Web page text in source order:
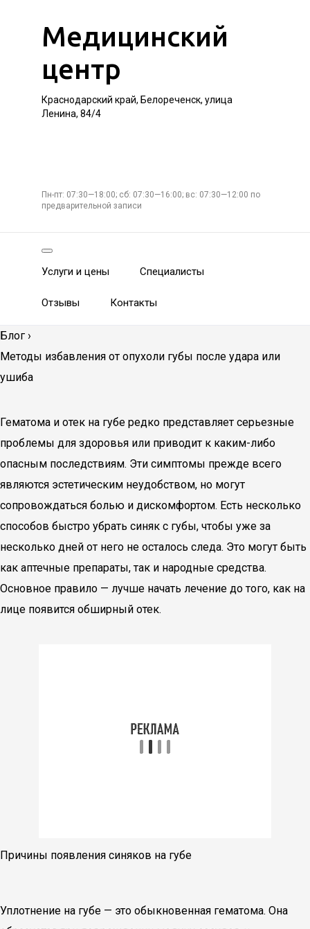
Медицинский
центр
Краснодарский край, Белореченск, улица
Ленина, 84/4
Пн-пт: 07:30—18:00; сб: 07:30—16:00; вс: 07:30—12:00 по
предварительной записи
Услуги и цены Специалисты
Отзывы Контакты
Блог ›
Методы избавления от опухоли губы после удара или
ушиба
Гематома и отек на губе редко представляет серьезные
проблемы для здоровья или приводит к каким-либо
опасным последствиям. Эти симптомы прежде всего
являются эстетическим неудобством, но могут
сопровождаться болью и дискомфортом. Есть несколько
способов быстро убрать синяк с губы, чтобы уже за
несколько дней от него не осталось следа. Это могут быть
как аптечные препараты, так и народные средства.
Основное правило — лучше начать лечение до того, как на
лице появится обширный отек.
Причины появления синяков на губе
Уплотнение на губе — это обыкновенная гематома. Она